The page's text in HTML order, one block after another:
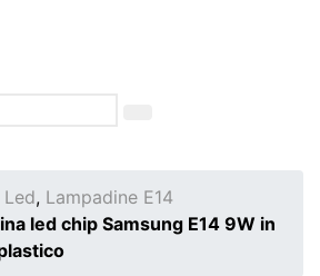
, Lampadine E14
led chip Samsung E14 9W in